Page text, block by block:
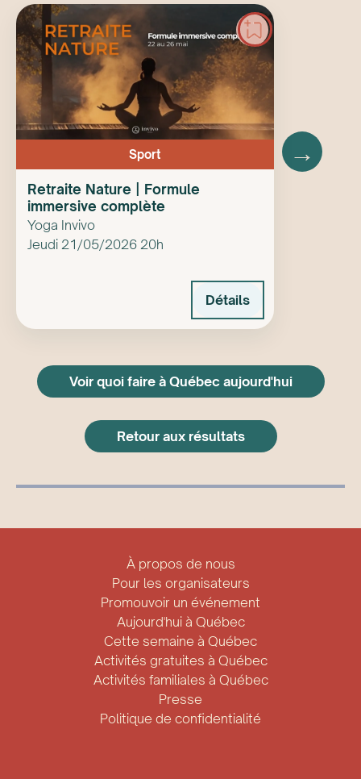
Sport
Retraite Nature | Formule
immersive complète
Yoga Invivo
Jeudi 21/05/2026 20h
Détails
→
Voir quoi faire à Québec aujourd'hui
Retour aux résultats
À propos de nous
Pour les organisateurs
Promouvoir un événement
Aujourd'hui à Québec
Cette semaine à Québec
Activités gratuites à Québec
Activités familiales à Québec
Presse
Politique de confidentialité